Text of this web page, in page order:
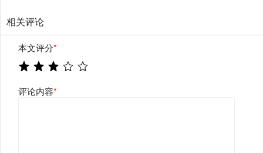
相关评论
本文评分*
评论内容*